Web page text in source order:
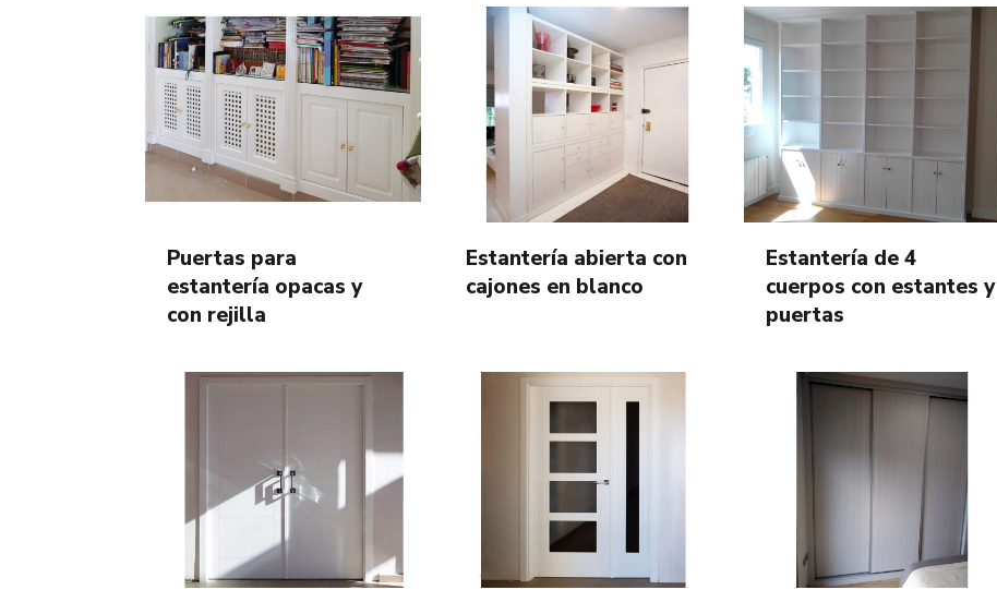
Puertas para
estantería opacas y
con rejilla
Estantería abierta con
cajones en blanco
Estantería de 4
cuerpos con estantes y
puertas